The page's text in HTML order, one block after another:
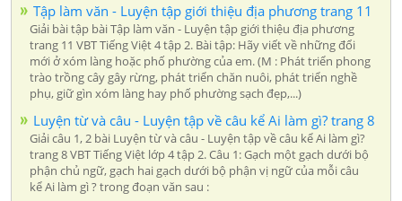
Tập làm văn - Luyện tập giới thiệu địa phương trang 11
Giải bài tập bài Tập làm văn - Luyện tập giới thiệu địa phương
trang 11 VBT Tiếng Việt 4 tập 2. Bài tập: Hãy viết về những đổi
mới ở xóm làng hoặc phố phường của em. (M : Phát triển phong
trào trồng cây gây rừng, phát triển chăn nuôi, phát triển nghề
phụ, giữ gìn xóm làng hay phố phường sạch đẹp,...)
Luyện từ và câu - Luyện tập về câu kể Ai làm gì? trang 8
Giải câu 1, 2 bài Luyện từ và câu - Luyện tập về câu kể Ai làm gì?
trang 8 VBT Tiếng Việt lớp 4 tập 2. Câu 1: Gạch một gạch dưới bộ
phận chủ ngữ, gạch hai gạch dưới bộ phận vị ngữ của mỗi câu
kể Ai làm gì ? trong đoạn văn sau :